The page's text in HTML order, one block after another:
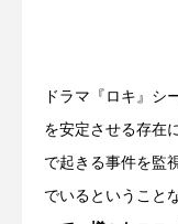
ドラマ『ロキ』シ
を安定させる存在
で起きる事件を監
でいるということ